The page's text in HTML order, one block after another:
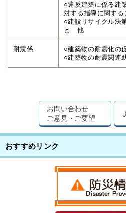
○違反建築に係る建
対する指導に関する
○建設リサイクル法
と 他
耐震係
○建築物の耐震化の
○建築物の耐震関連
お問い合わせ
ご意見・ご要望
おすすめリンク